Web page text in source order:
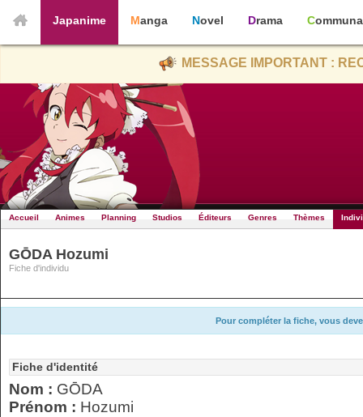
Japanime Manga Novel Drama
MESSAGE IMPORTANT :
Accueil Animes Planning Studios Éditeurs Genres Thèmes
GŌDA Hozumi
Fiche d'individu
Pour compléter la fiche, vous
Fiche d'identité
Nom : GŌDA
Prénom : Hozumi